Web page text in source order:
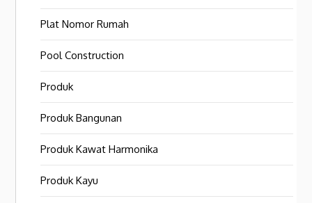
Plat Nomor Rumah
Pool Construction
Produk
Produk Bangunan
Produk Kawat Harmonika
Produk Kayu